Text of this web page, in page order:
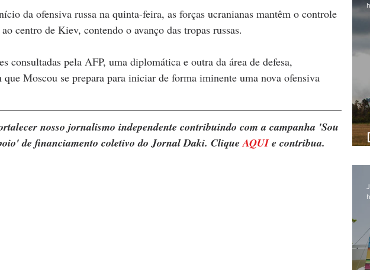
da ofensiva russa na quinta-feira, as forças ucranianas mantêm o controle
ao centro de Kiev, contendo o avanço das tropas russas.
consultadas pela AFP, uma diplomática e outra da área de defesa,
que Moscou se prepara para iniciar de forma iminente uma nova ofensiva
nosso jornalismo independente contribuindo com a campanha 'Sou
de financiamento coletivo do Jornal Daki. Clique AQUI e contribua.